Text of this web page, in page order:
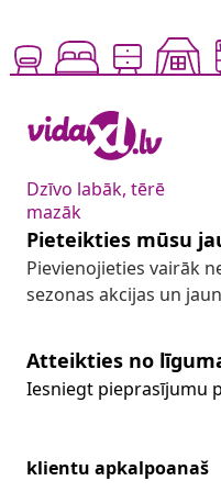
Dzīvo labāk, tērē
mazāk
Pieteikties mūsu
Pievienojieties vairāk
sezonas akcijas un
Atteikties no
Iesniegt pieprasījumu
klientu apkalpoanaš